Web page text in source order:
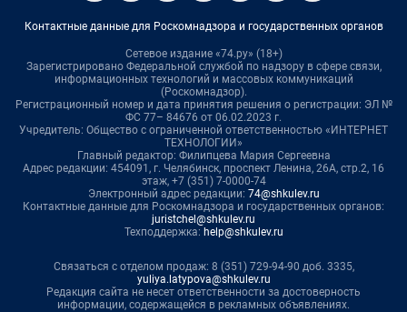
Контактные данные для Роскомнадзора и государственных органов
Сетевое издание «74.ру» (18+)
Зарегистрировано Федеральной службой по надзору в сфере связи,
информационных технологий и массовых коммуникаций
(Роскомнадзор).
Регистрационный номер и дата принятия решения о регистрации: ЭЛ №
ФС 77– 84676 от 06.02.2023 г.
Учредитель: Общество с ограниченной ответственностью «ИНТЕРНЕТ
ТЕХНОЛОГИИ»
Главный редактор: Филипцева Мария Сергеевна
Адрес редакции: 454091, г. Челябинск, проспект Ленина, 26А, стр.2, 16
этаж, +7 (351) 7-0000-74
Электронный адрес редакции: 74@shkulev.ru
Контактные данные для Роскомнадзора и государственных органов:
juristchel@shkulev.ru
Техподдержка: help@shkulev.ru
Связаться с отделом продаж: 8 (351) 729-94-90 доб. 3335,
yuliya.latypova@shkulev.ru
Редакция сайта не несет ответственности за достоверность
информации, содержащейся в рекламных объявлениях.